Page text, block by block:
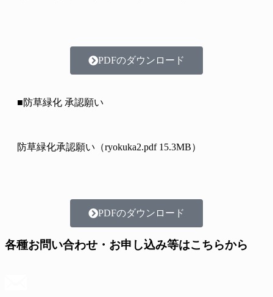
PDFのダウンロード
■防草緑化 承認願い
防草緑化承認願い（ryokuka2.pdf 15.3MB）
PDFのダウンロード
各種お問い合わせ・ お申し込み等はこちらから